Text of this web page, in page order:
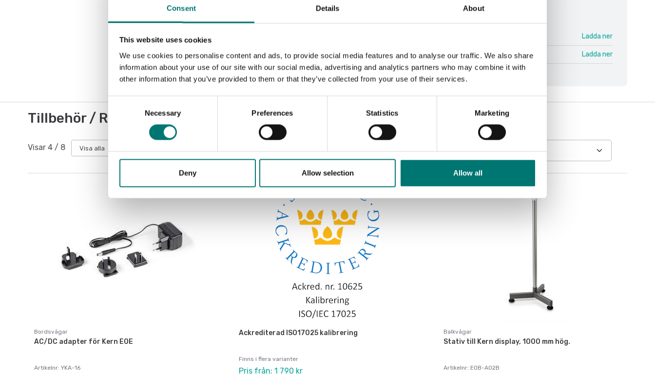
Consent Details About
This website uses cookies
We use cookies to personalise content and ads, to provide social media features and to analyse our traffic. We also share
information about your use of our site with our social media, advertising and analytics partners who may combine it with
other information that you’ve provided to them or that they’ve collected from your use of their services.
Consent
Necessary Preferences Statistics Marketing
Deny Allow selection Allow all
Ladda ner
Manual UIB ENG.pdf Ladda ner
Tillbehör / Reservdelar
Visar 4 / 8 Visa alla Sortera efter:
Bordsvågar
AC/DC adapter för Kern EOE
Artikelnr: YKA-16
Ackrediterad ISO17025 kalibrering
Finns i flera varianter
Pris från: 1 790 kr
Balkvågar
Stativ till Kern display, 1000 mm hög.
Artikelnr: EOB-A02B